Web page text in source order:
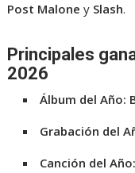
Post Malone y Slash.
Principales
2026
Álbum del Año:
Grabación del
Canción del Año: